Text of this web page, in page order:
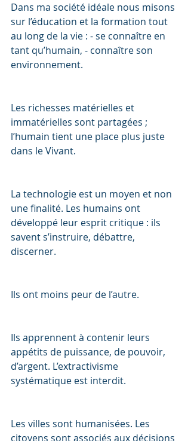
Dans ma société idéale nous misons
sur l’éducation et la formation tout
au long de la vie : - se connaître en
tant qu’humain, - connaître son
environnement.
Les richesses matérielles et
immatérielles sont partagées ;
l’humain tient une place plus juste
dans le Vivant.
La technologie est un moyen et non
une finalité. Les humains ont
développé leur esprit critique : ils
savent s’instruire, débattre,
discerner.
Ils ont moins peur de l’autre.
Ils apprennent à contenir leurs
appétits de puissance, de pouvoir,
d’argent. L’extractivisme
systématique est interdit.
Les villes sont humanisées. Les
citoyens sont associés aux décisions